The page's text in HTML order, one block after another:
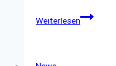
Weiterlesen